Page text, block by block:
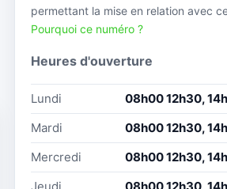
permettant la mise en relation avec
Pourquoi ce numéro ?
Heures d'ouverture
Lundi
08h00 12h30,
Mardi
08h00 12h30,
Mercredi
08h00 12h30,
Jeudi
08h00 12h30,